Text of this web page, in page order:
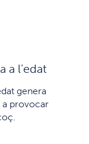
a l’edat
genera
a provocar